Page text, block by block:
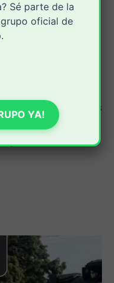
la clínica Valle del
de Liseth Leyton
edad. Ahora
iba dirigido a
de pandillas
Rica", indicaron
Sé parte de la
oficial de
YA!